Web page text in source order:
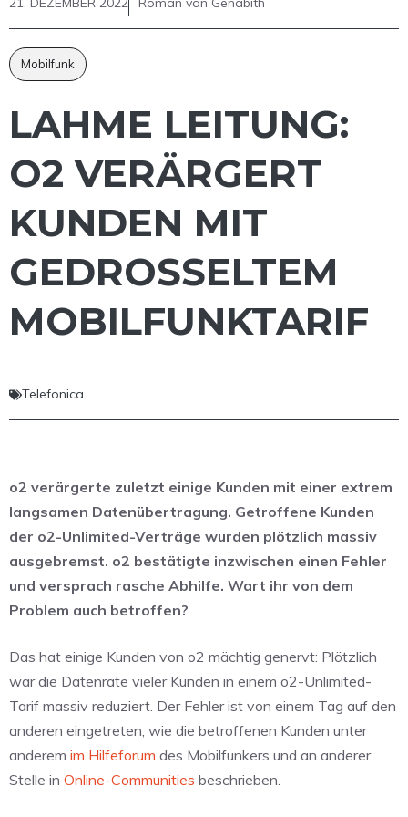
Mobilfunk
LAHME LEITUNG:
O2 VERÄRGERT
KUNDEN MIT
GEDROSSELTEM
MOBILFUNKTARIF
Telefonica
o2 verärgerte zuletzt einige Kunden mit einer extrem
langsamen Datenübertragung. Getroffene Kunden
der o2-Unlimited-Verträge wurden plötzlich massiv
ausgebremst. o2 bestätigte inzwischen einen Fehler
und versprach rasche Abhilfe. Wart ihr von dem
Problem auch betroffen?
Das hat einige Kunden von o2 mächtig genervt: Plötzlich
war die Datenrate vieler Kunden in einem o2-Unlimited-
Tarif massiv reduziert. Der Fehler ist von einem Tag auf den
anderen eingetreten, wie die betroffenen Kunden unter
anderem im Hilfeforum des Mobilfunkers und an anderer
Stelle in Online-Communities beschrieben.